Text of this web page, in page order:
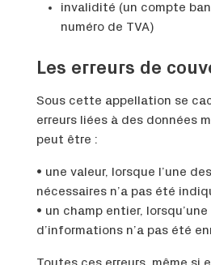
invalidité (un compte
numéro de TVA)
Les erreurs de
Sous cette appellation se
erreurs liées à des données
peut être :
• une valeur, lorsque l’une
nécessaires n’a pas été
• un champ entier,
d’informations n’a pas été